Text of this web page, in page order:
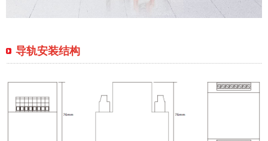
导轨安装结构